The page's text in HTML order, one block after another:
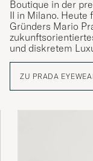
Boutique in der
II in Milano. Heute
Gründers Mario
und diskretem
italienischen
Auftrag, konnte
integrieren,
Richtlinie für
ZU PRADA